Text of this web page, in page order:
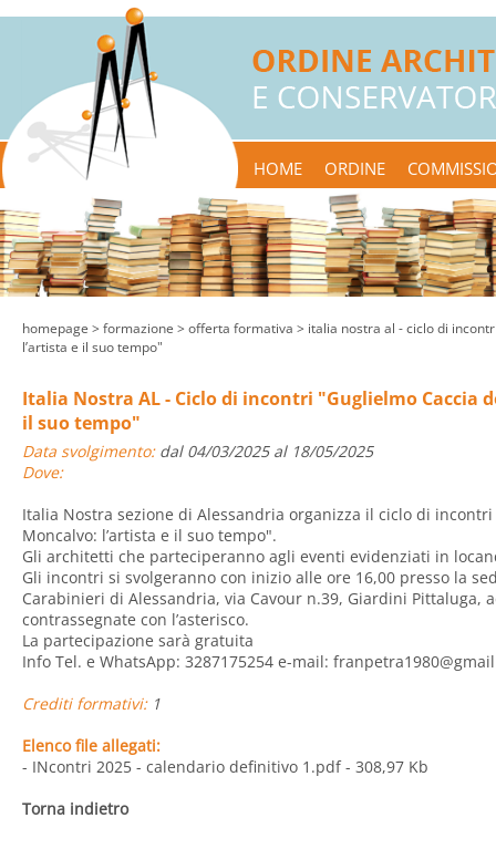
HOME ORDINE
homepage > formazione > offerta formativa > italia nostra al - ciclo di
l’artista e il suo tempo"
Italia Nostra AL - Ciclo di incontri "Guglielmo Caccia
il suo tempo"
Data svolgimento:dal 04/03/2025 al 18/05/2025
Dove:
Italia Nostra sezione di Alessandria organizza il ciclo di
Moncalvo: l’artista e il suo tempo".
Gli architetti che parteciperanno agli eventi evidenziati in
Gli incontri si svolgeranno con inizio alle ore 16,00 presso la
Carabinieri di Alessandria, via Cavour n.39, Giardini Pittaluga,
contrassegnate con l’asterisco.
La partecipazione sarà gratuita
Info Tel. e WhatsApp: 3287175254 e-mail:
Crediti formativi:1
Elenco file allegati:
- INcontri 2025 - calendario definitivo 1.pdf- 308,97 Kb
Torna indietro